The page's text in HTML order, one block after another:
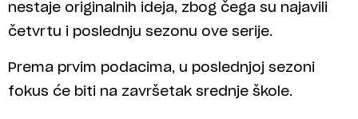
nestaje originalnih ideja, zbog čega su najavili
četvrtu i poslednju sezonu ove serije.
Prema prvim podacima, u poslednjoj sezoni
fokus će biti na završetak srednje škole.